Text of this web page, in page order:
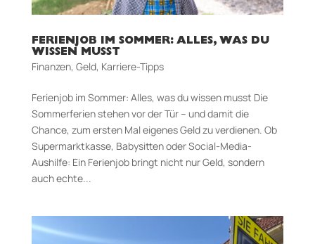
FERIENJOB IM SOMMER: ALLES, WAS DU
WISSEN MUSST
Finanzen, Geld, Karriere-Tipps
Ferienjob im Sommer: Alles, was du wissen musst Die
Sommerferien stehen vor der Tür – und damit die
Chance, zum ersten Mal eigenes Geld zu verdienen. Ob
Supermarktkasse, Babysitten oder Social-Media-
Aushilfe: Ein Ferienjob bringt nicht nur Geld, sondern
auch echte...